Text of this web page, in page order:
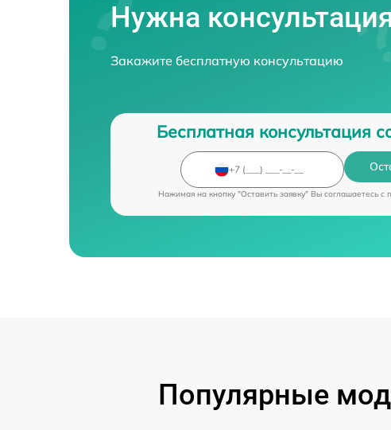
Нужна
Закажите бесплатную консультацию
Бесплатная консультация
Нажимая на кнопку "Оставить заявку" Вы соглашаетесь c
Популярные